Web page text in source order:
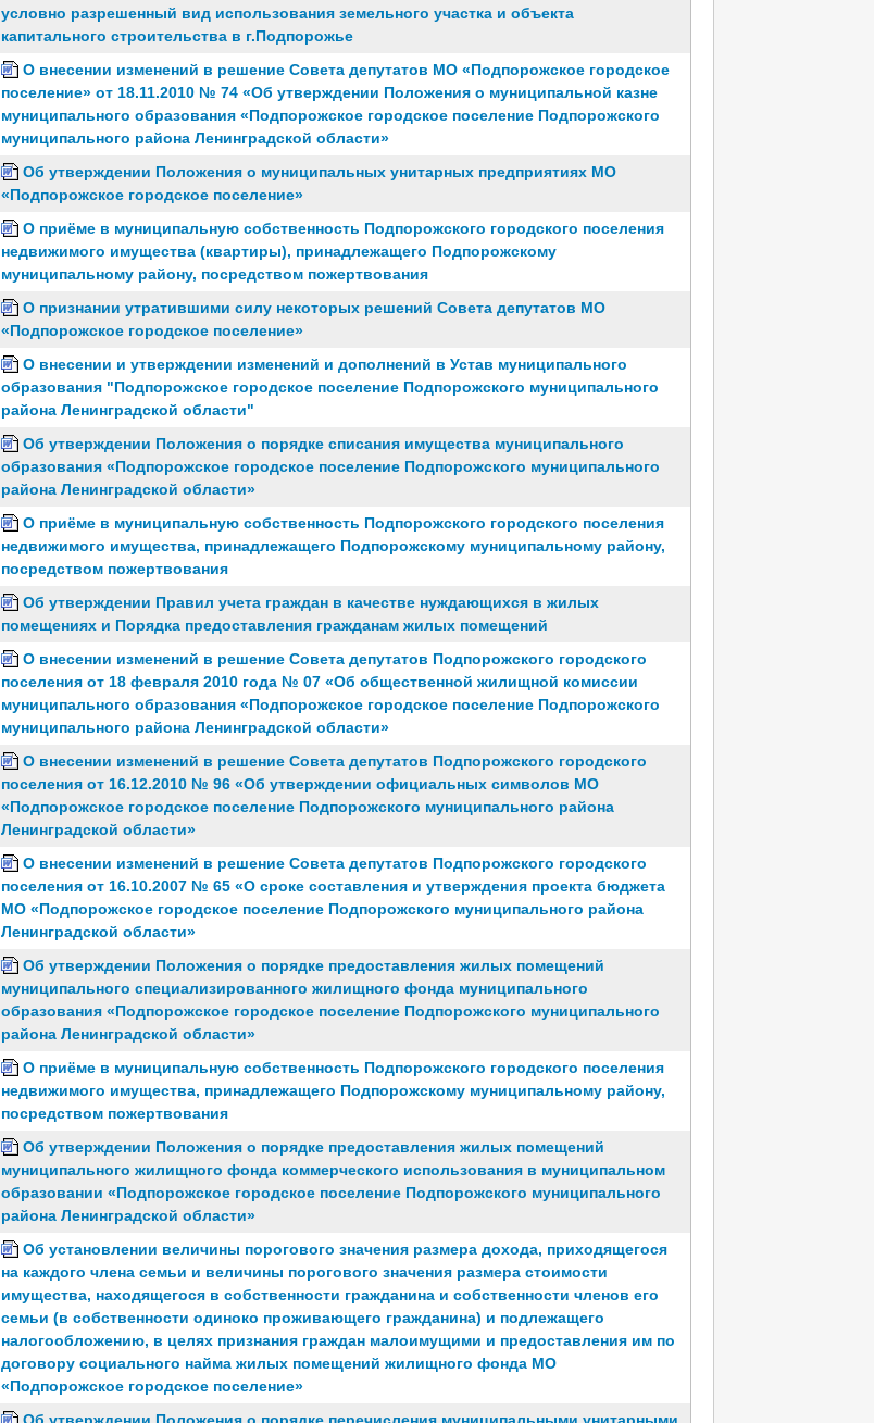
условно разрешенный вид использования земельного участка и объекта
капитального строительства в г.Подпорожье
О внесении изменений в решение Совета депутатов МО «Подпорожское городское
поселение» от 18.11.2010 № 74 «Об утверждении Положения о муниципальной казне
муниципального образования «Подпорожское городское поселение Подпорожского
муниципального района Ленинградской области»
Об утверждении Положения о муниципальных унитарных предприятиях МО
«Подпорожское городское поселение»
О приёме в муниципальную собственность Подпорожского городского поселения
недвижимого имущества (квартиры), принадлежащего Подпорожскому
муниципальному району, посредством пожертвования
О признании утратившими силу некоторых решений Совета депутатов МО
«Подпорожское городское поселение»
О внесении и утверждении изменений и дополнений в Устав муниципального
образования "Подпорожское городское поселение Подпорожского муниципального
района Ленинградской области"
Об утверждении Положения о порядке списания имущества муниципального
образования «Подпорожское городское поселение Подпорожского муниципального
района Ленинградской области»
О приёме в муниципальную собственность Подпорожского городского поселения
недвижимого имущества, принадлежащего Подпорожскому муниципальному району,
посредством пожертвования
Об утверждении Правил учета граждан в качестве нуждающихся в жилых
помещениях и Порядка предоставления гражданам жилых помещений
О внесении изменений в решение Совета депутатов Подпорожского городского
поселения от 18 февраля 2010 года № 07 «Об общественной жилищной комиссии
муниципального образования «Подпорожское городское поселение Подпорожского
муниципального района Ленинградской области»
О внесении изменений в решение Совета депутатов Подпорожского городского
поселения от 16.12.2010 № 96 «Об утверждении официальных символов МО
«Подпорожское городское поселение Подпорожского муниципального района
Ленинградской области»
О внесении изменений в решение Совета депутатов Подпорожского городского
поселения от 16.10.2007 № 65 «О сроке составления и утверждения проекта бюджета
МО «Подпорожское городское поселение Подпорожского муниципального района
Ленинградской области»
Об утверждении Положения о порядке предоставления жилых помещений
муниципального специализированного жилищного фонда муниципального
образования «Подпорожское городское поселение Подпорожского муниципального
района Ленинградской области»
О приёме в муниципальную собственность Подпорожского городского поселения
недвижимого имущества, принадлежащего Подпорожскому муниципальному району,
посредством пожертвования
Об утверждении Положения о порядке предоставления жилых помещений
муниципального жилищного фонда коммерческого использования в муниципальном
образовании «Подпорожское городское поселение Подпорожского муниципального
района Ленинградской области»
Об установлении величины порогового значения размера дохода, приходящегося
на каждого члена семьи и величины порогового значения размера стоимости
имущества, находящегося в собственности гражданина и собственности членов его
семьи (в собственности одиноко проживающего гражданина) и подлежащего
налогообложению, в целях признания граждан малоимущими и предоставления им по
договору социального найма жилых помещений жилищного фонда МО
«Подпорожское городское поселение»